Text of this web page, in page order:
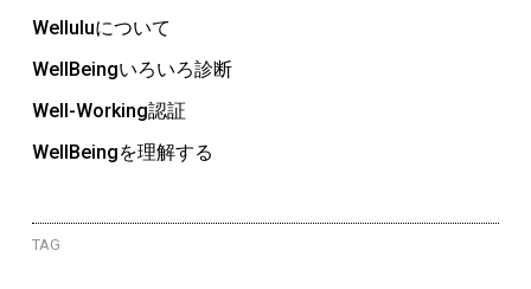
Welluluについて
WellBeingいろいろ診断
Well-Working認証
WellBeingを理解する
TAG